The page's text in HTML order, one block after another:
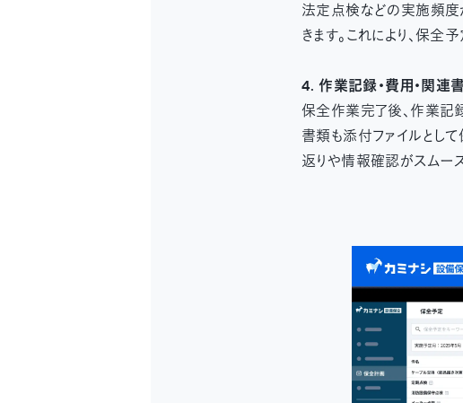
法定点検などの実施頻度
きます。これにより、保
4. 作業記録・費用・関連
保全作業完了後、作業記
書類も添付ファイルとし
返りや情報確認がスムー